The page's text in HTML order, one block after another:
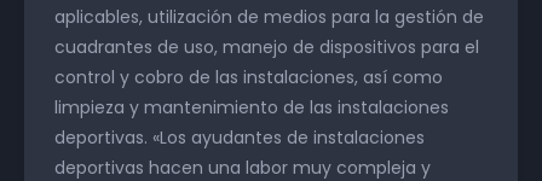
aplicables, utilización de medios para la gestión de
cuadrantes de uso, manejo de dispositivos para el
control y cobro de las instalaciones, así como
limpieza y mantenimiento de las instalaciones
deportivas. «Los ayudantes de instalaciones
deportivas hacen una labor muy compleja y